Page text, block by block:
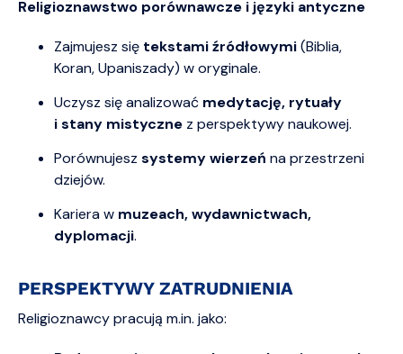
Religioznawstwo porównawcze i języki antyczne
Zajmujesz się tekstami źródłowymi(Biblia,
Koran, Upaniszady) w oryginale.
Uczysz się analizować medytację, rytuały
i stany mistyczne z perspektywy naukowej.
Porównujesz systemy wierzeń na przestrzeni
dziejów.
Kariera w muzeach, wydawnictwach,
dyplomacji.
PERSPEKTYWY ZATRUDNIENIA
Religioznawcy pracują m.in. jako: